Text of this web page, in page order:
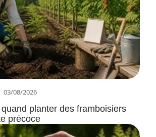
03/08/2026
planter des framboisiers
précoce